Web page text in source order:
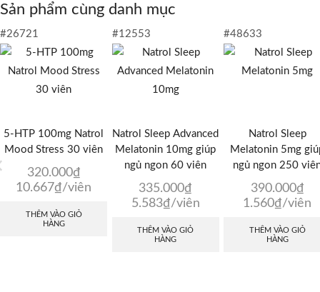
Sản phẩm cùng danh mục
#26721
5-HTP 100mg Natrol
Mood Stress 30 viên
320.000₫
10.667₫/viên
THÊM VÀO GIỎ
HÀNG
#12553
Natrol Sleep Advanced
Melatonin 10mg giúp
ngủ ngon 60 viên
335.000₫
5.583₫/viên
THÊM VÀO GIỎ
HÀNG
#48633
Natrol Sleep
Melatonin 5mg
ngủ ngon 250
390.000₫
1.560₫/viên
THÊM VÀO GIỎ
HÀNG